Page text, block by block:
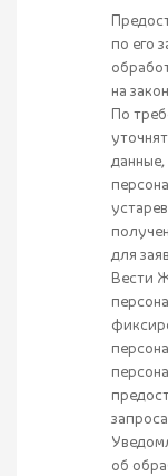
по его
на
По
для
Вести
об